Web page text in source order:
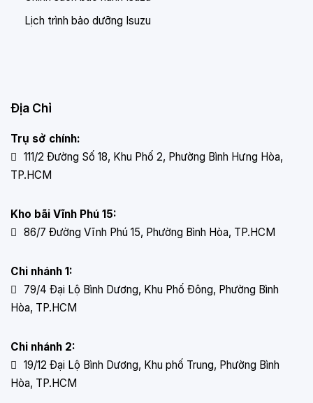
Quy cách thùng hàng
Thùng xe được đóng mới 100% theo tiêu chuẩn của
cục đăng kiểm Việt Nam.
Đà dọc U100, ngang U80: 13 cây
Xương hộp kẽm 40×40 và hộp 40×80
Vách ngoài inox chấn sóng 0,5 mm
Giữa là khung xương hộp kẽm có lót 1 lớp mốp xốp.
Ốp trang trí dọc thùng inox.
Khung bao sau, lam đèn Inox.
Lịch trình bảo dưỡng Isuzu
Địa Chỉ
Trụ sở chính:
111/2 Đường Số 18, Khu Phố 2, Phường Bình Hưng Hòa,
TP.HCM
Kho bãi Vĩnh Phú 15:
86/7 Đường Vĩnh Phú 15, Phường Bình Hòa, TP.HCM
Chi nhánh 1:
79/4 Đại Lộ Bình Dương, Khu Phố Đông, Phường Bình
Hòa, TP.HCM
Chi nhánh 2:
19/12 Đại Lộ Bình Dương, Khu phố Trung, Phường Bình
Hòa, TP.HCM